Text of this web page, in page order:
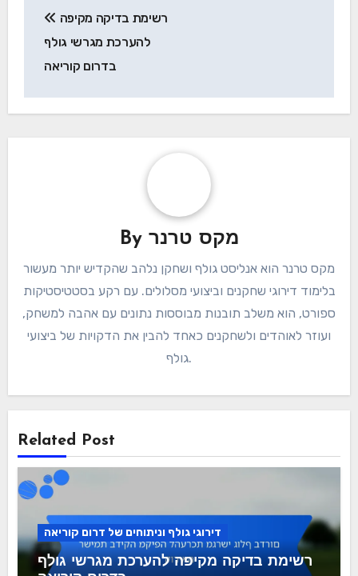
navigation
להערכת מגרשי גולף
בדרום קוריאה
By מקס טרנר
מקס טרנר הוא אנליסט גולף ושחקן נלהב שהקדיש יותר מעשור
בלימוד דירוגי שחקנים וביצועי מסלולים. עם רקע בסטטיסטיקות
ספורט, הוא משלב תובנות מבוססות נתונים עם אהבה למשחק,
ועוזר לאוהדים ולשחקנים כאחד להבין את הדקויות של ביצועי
גולף.
Related Post
דירוגי גולף וניתוחים של דרום קוריאה
רשימת בדיקה מקיפה להערכת מגרשי גולף